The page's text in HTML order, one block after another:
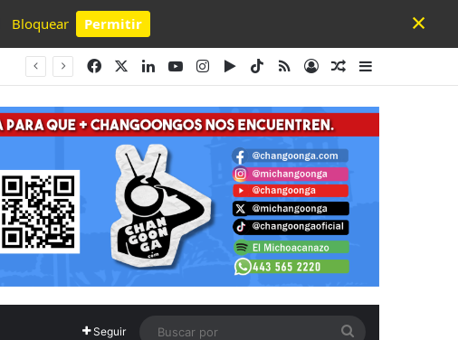
Bloquear Permitir
Powered by SendPulse
×
FacebookLinkedInYouTubeInstagram
Google Play
TikTok
RSSAccesoPublicación al
Barra lateral
Seguir